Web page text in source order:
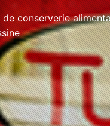
conserverie